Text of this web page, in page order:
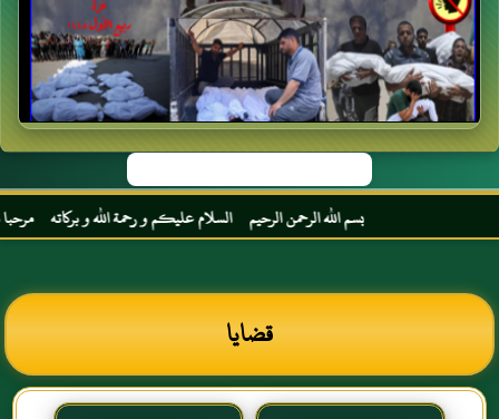
بسم الله الرحمن الرحيم السلام عليكم و رحمة الله و بركاته مرحبا بك أخي
قضايا